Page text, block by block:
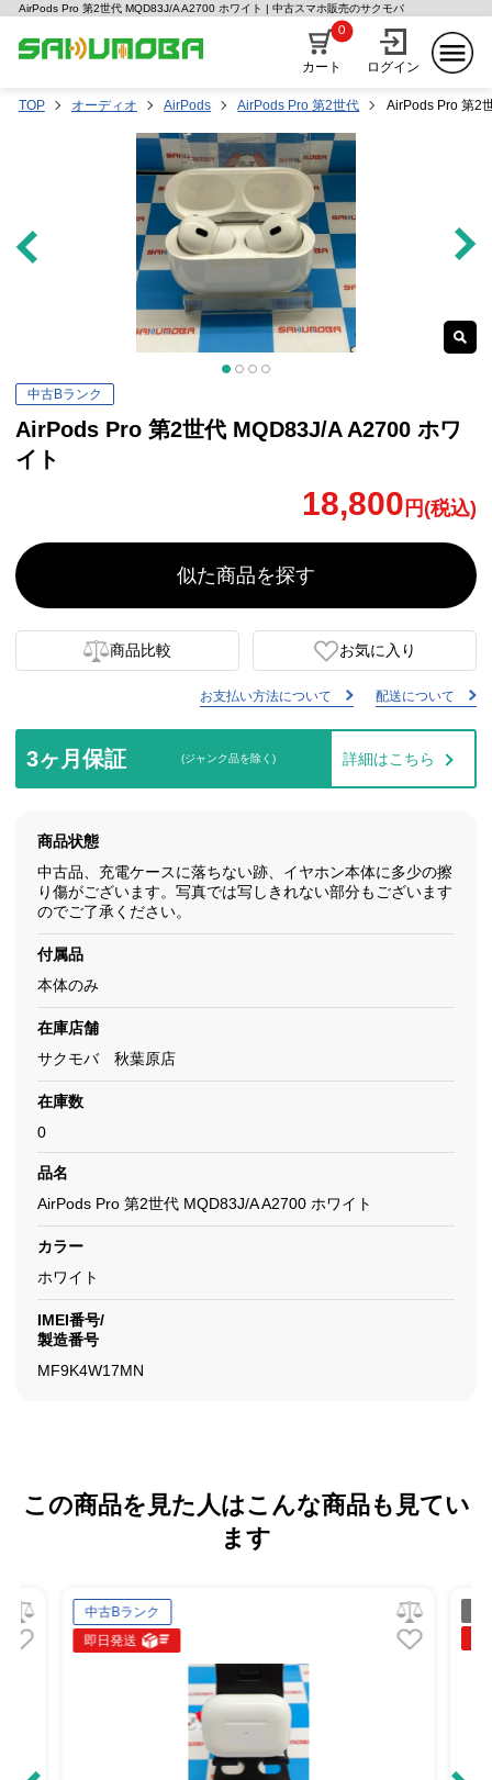
AirPods Pro 第2世代 MQD83J/A A2700 ホワイト | 中古スマホ販売のサクモバ
カート
0
ログイン
TOP オーディオ AirPods AirPods Pro 第2世代 AirPods Pro 第2
中古Bランク
AirPods Pro 第2世代 MQD83J/A A2700 ホワ
イト
18,800 円(税込)
似た商品を探す
商品比較 お気に入り
お支払い方法について 配送について
3ヶ月保証 (ジャンク品を除く) 詳細はこちら
商品状態
中古品、充電ケースに落ちない跡、イヤホン本体に多少の擦
り傷がございます。写真では写しきれない部分もございます
のでご了承ください。
付属品
本体のみ
在庫店舗
サクモバ 秋葉原店
在庫数
0
品名
AirPods Pro 第2世代 MQD83J/A A2700 ホワイト
カラー
ホワイト
IMEI番号/
製造番号
MF9K4W17MN
この商品を見た人はこんな商品も見てい
ます